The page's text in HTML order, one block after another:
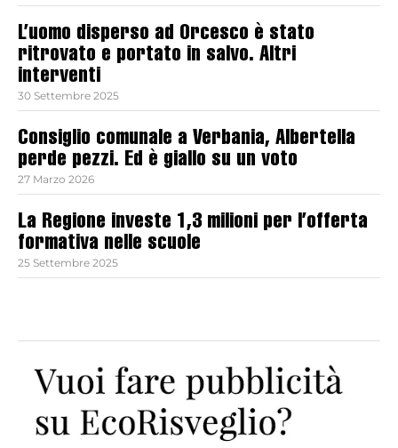
L’uomo disperso ad Orcesco è stato
ritrovato e portato in salvo. Altri
interventi
30 Settembre 2025
Consiglio comunale a Verbania, Albertella
perde pezzi. Ed è giallo su un voto
27 Marzo 2026
La Regione investe 1,3 milioni per l’offerta
formativa nelle scuole
25 Settembre 2025